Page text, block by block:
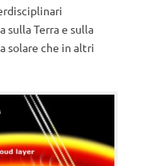
sulla Terra e sulla
solare che in altri